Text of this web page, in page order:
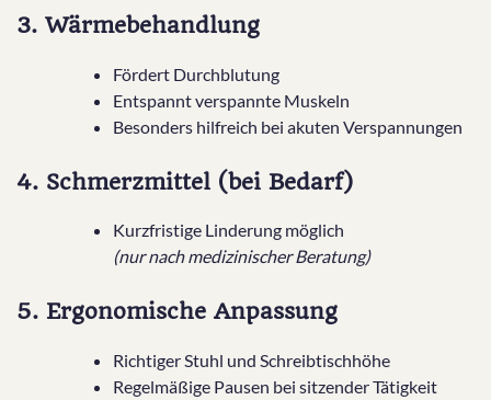
3. Wärmebehandlung
Fördert Durchblutung
Entspannt verspannte Muskeln
Besonders hilfreich bei akuten Verspannungen
4. Schmerzmittel (bei Bedarf)
Kurzfristige Linderung möglich
(nur nach medizinischer Beratung)
5. Ergonomische Anpassung
Richtiger Stuhl und Schreibtischhöhe
Regelmäßige Pausen bei sitzender Tätigkeit